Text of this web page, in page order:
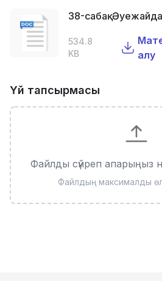
38-сабақ. Әуежайда
534.8
KB
алу
Үй тапсырмасы
Файлды сүйреп апарыңыз
Файлдың максималды